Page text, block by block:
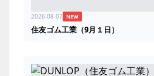
2026-08-07 NEW
住友ゴム工業（9月１日）